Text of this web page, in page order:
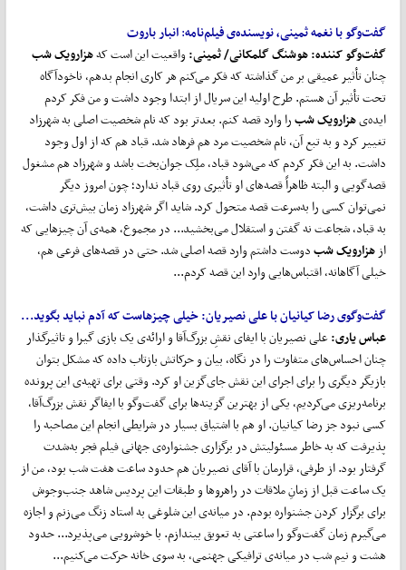
گفتوگو با نغمه ثمینی، نویسنده‌ی فیلمنامه:انبار باروت
گفت‌و‌گو کننده:هوشنگ گلمکانی/ ثمینی:واقعیت این است کههزارویک شب
چنان تأثیر عمیقی بر من گذاشته که فکر می‌کنم هر کاری انجام بدهم، ناخودآگاه
تحت تأثیر آن هستم. طرح اولیه این سریال از ابتدا وجود داشت و من فکر کردم
ایده‌یهزارویک شبرا وارد قصه کنم. بعدتر بود که نام شخصیت اصلی به شهرزاد
تغییر کرد و به تبع آن، نام شخصیت مرد هم فرهاد شد. قباد هم که از اول وجود
داشت. به این فکر کردم که می‌شود قباد، ملِک جوان‌بخت باشد و شهرزاد هم مشغول
قصه‌گویی و البته ظاهراً قصه‌های او تأثیری روی قباد ندارد؛ چون امروز دیگر
نمی‌توان کسی را به‌سرعت قصه متحول کرد. شاید اگر شهرزاد زمان بیش‌تری داشت،
به قباد، شجاعت نه گفتن و استقلال می‌بخشید... در مجموع، همه‌ی آن چیزهایی که
از هزارویک شبدوست داشتم وارد قصه اصلی شد. حتی در قصه‌های فرعی هم،
خیلی آگاهانه، اقتباس‌هایی وارد این قصه کردم...
گفتوگوی رضا کیانیان با علی نصیریان:خیلی چیزهاست که آدم نباید بگوید...
عباس یاری:علی نصیریان با ایفای نقشِ بزرگ‌آقا و ارائه‌ی یک بازی گیرا و تاثیرگذار
چنان احساس‌های متفاوت را در نگاه، بیان و حرکاتش بازتاب داده که مشکل بتوان
بازیگر دیگری را برای اجرای این نقش جای‌گزین او کرد. وقتی برای تهیه‌ی این پرونده
برنامه‌ریزی می‌کردیم، یکی از بهترین گزینه‌ها برای گفت‌وگو با ایفاگر نقش بزرگ‌آقا،
کسی نبود جز رضا کیانیان. او هم با اشتیاق بسیار در شرایطی انجام این مصاحبه را
پذیرفت که به خاطر مسئولیتش در برگزاری جشنواره‌ی جهانی فیلم فجر به‌شدت
گرفتار بود. از طرفی، قرارمان با آقای نصیریان هم حدود ساعت هفت شب بود، من از
یک ساعت قبل از زمانِ ملاقات در راهروها و طبقات این پردیس شاهد جنب‌وجوش
برای برگزار کردن جشنواره بودم. در میانه‌ی این شلوغی به استاد زنگ می‌زنم و اجازه
می‌گیرم زمان گفت‌وگو را ساعتی به تعویق بیندازم. با خوشرویی می‌پذیرد... حدود
هشت و نیم شب در میانه‌ی ترافیکی جهنمی، به سوی خانه حرکت می‌کنیم...